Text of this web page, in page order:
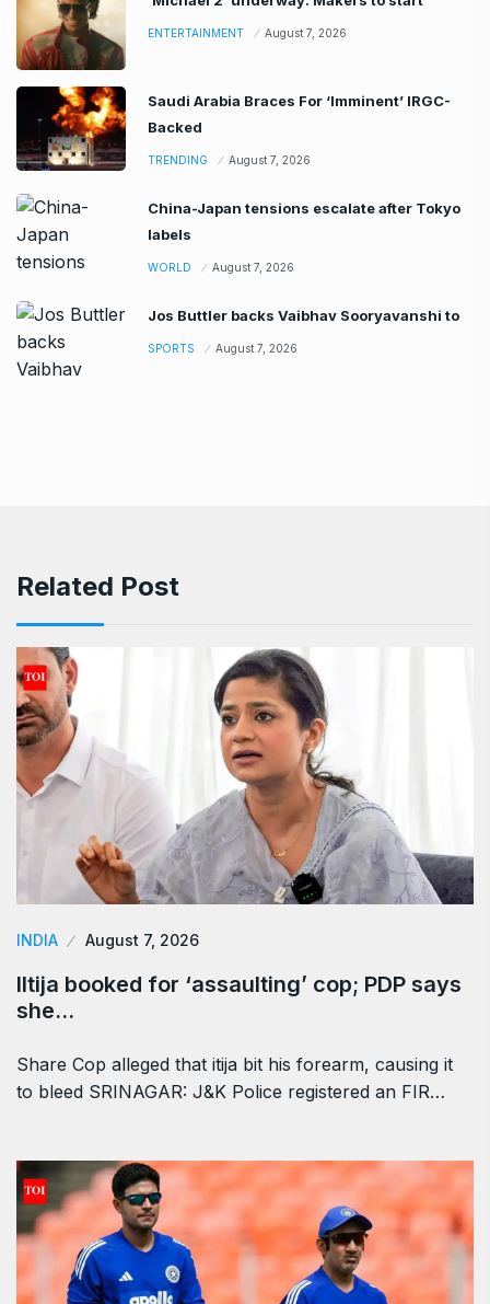
ENTERTAINMENT August 7, 2026
Saudi Arabia Braces For ‘Imminent’ IRGC-
Backed
TRENDING August 7, 2026
China-Japan tensions escalate after Tokyo
labels
WORLD August 7, 2026
Jos Buttler backs Vaibhav Sooryavanshi to
SPORTS August 7, 2026
Related Post
INDIA August 7, 2026
Iltija booked for ‘assaulting’ cop; PDP says
she…
Share Cop alleged that itija bit his forearm, causing it
to bleed SRINAGAR: J&K Police registered an FIR…